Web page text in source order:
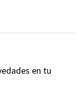
en tu